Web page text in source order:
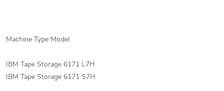
Machine Type Model
IBM Tape Storage 6171 L7H
IBM Tape Storage 6171 S7H